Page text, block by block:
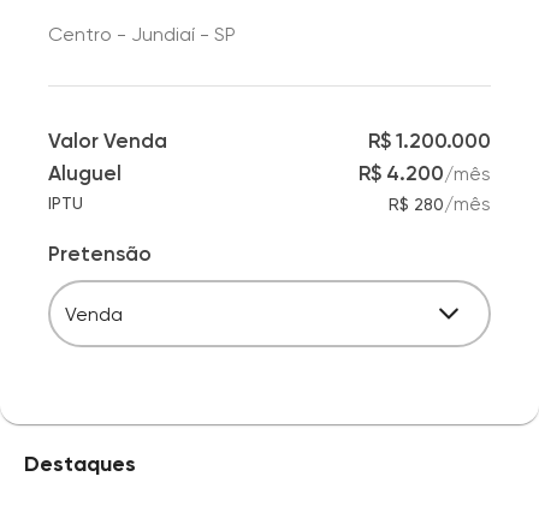
Centro - Jundiaí - SP
Valor Venda
R$ 1.200.000
Aluguel
R$ 4.200/mês
IPTU R$ 280/mês
Pretensão
Venda
Destaques